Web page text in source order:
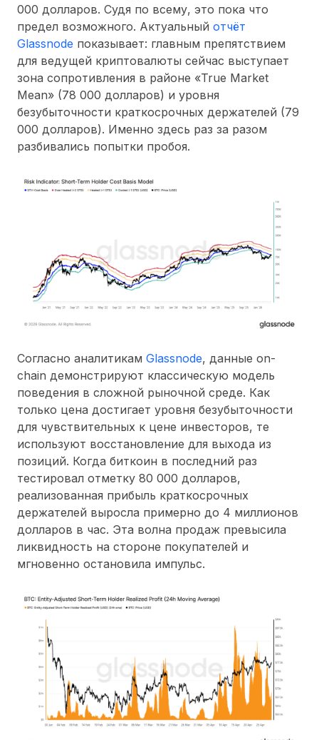
000 долларов. Судя по всему, это пока что
предел возможного. Актуальный отчёт
Glassnode показывает: главным препятствием
для ведущей криптовалюты сейчас выступает
зона сопротивления в районе «True Market
Mean» (78 000 долларов) и уровня
безубыточности краткосрочных держателей (79
000 долларов). Именно здесь раз за разом
разбивались попытки пробоя.
Согласно аналитикам Glassnode, данные on-
chain демонстрируют классическую модель
поведения в сложной рыночной среде. Как
только цена достигает уровня безубыточности
для чувствительных к цене инвесторов, те
используют восстановление для выхода из
позиций. Когда биткоин в последний раз
тестировал отметку 80 000 долларов,
реализованная прибыль краткосрочных
держателей выросла примерно до 4 миллионов
долларов в час. Эта волна продаж превысила
ликвидность на стороне покупателей и
мгновенно остановила импульс.